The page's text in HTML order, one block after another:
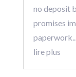
no deposit
promises
lire plus